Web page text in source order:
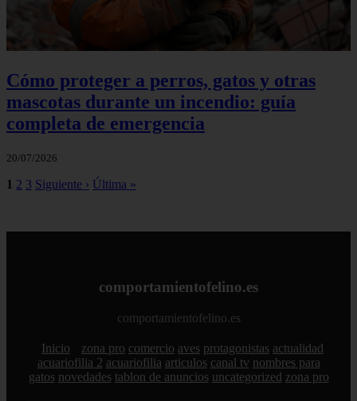
Cómo proteger a perros, gatos y otras
mascotas durante un incendio: guía
completa de emergencia
20/07/2026
1 2 3 Siguiente › Última »
comportamientofelino.es
comportamientofelino.es
Inicio zona pro comercio aves protagonistas actualidad
acuariofilia 2 acuariofilia articulos canal tv nombres para
gatos novedades tablon de anuncios uncategorized zona pro